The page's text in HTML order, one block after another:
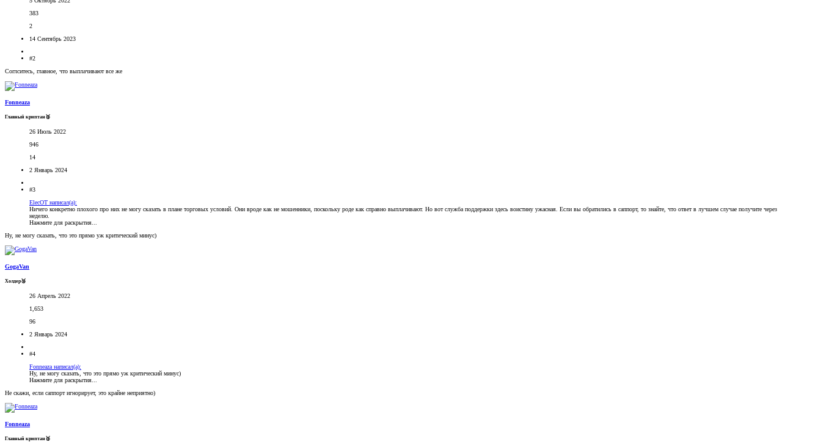
383
2
14 Сентябрь 2023
#2
Соглситесь, главное, что выплачивают все же
Fonneaza
Главный криптан🥈
26 Июль 2022
946
14
2 Январь 2024
#3
ElecOT написал(а):
Ничего конкретно плохого про них не могу сказать в плане торговых условий. Они вроде как не мошенники, поскольку роде как справно выплачивают. Но вот служба поддержки здесь воистину ужасная. Если вы обратились в саппорт, то знайте, что ответ в лучшем случае получите через
неделю.
Нажмите для раскрытия...
Ну, не могу сказать, что это прямо уж критический минус)
GogaVan
Холдер🥉
26 Апрель 2022
1,653
96
2 Январь 2024
#4
Fonneaza написал(а):
Ну, не могу сказать, что это прямо уж критический минус)
Нажмите для раскрытия...
Не скажи, если саппорт игнорирует, это крайне неприятно)
Fonneaza
Главный криптан🥈